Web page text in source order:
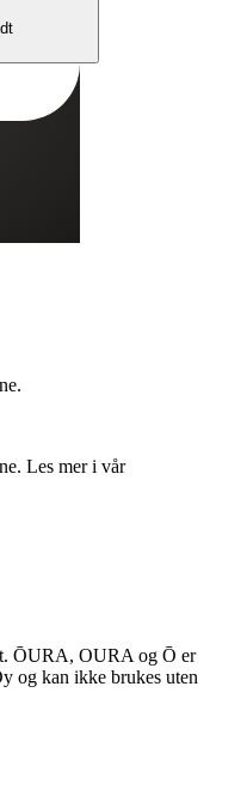
Les mer i vår
ŌURA, OURA og Ō er
og kan ikke brukes uten